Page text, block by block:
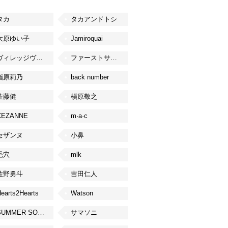
カ タカアンドトシ
原ゆい子 Jamiroquai
ヴィレッジヴァンガード ファーストサマーウイカ
原莉乃 back number
藤健 槇原敬之
m·a·c
ザンヌ 小鼻
穴 mlk
野勇斗 吉田仁人
Watson
SUMMER SONIC サマソニ